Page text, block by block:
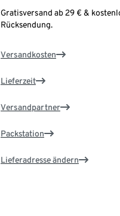
Gratisversand ab 29 € &
Rücksendung.
Versandkosten
Lieferzeit
Versandpartner
Packstation
Lieferadresse ändern